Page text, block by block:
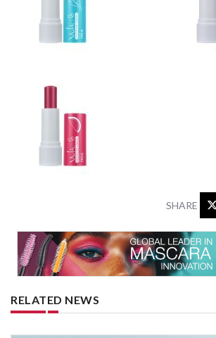
SHARE
RELATED NEWS